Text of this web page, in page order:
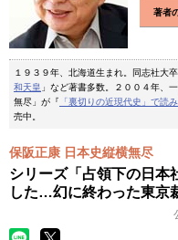
著者
１９３９年、北海道生まれ。同志社大
和天皇 」など著書多数。２００４年、
無尽」が『 「裏切りの近現代史」で読
売中。
保阪正康 日本史縦横無尽
シリーズ「占領下の日本
した…幻に終わった東京